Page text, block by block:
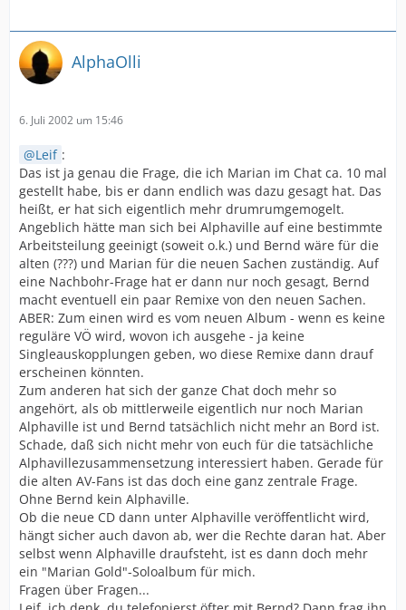
AlphaOlli
6. Juli 2002 um 15:46
Leif :
Das ist ja genau die Frage, die ich Marian im Chat ca. 10 mal
gestellt habe, bis er dann endlich was dazu gesagt hat. Das
heißt, er hat sich eigentlich mehr drumrumgemogelt.
Angeblich hätte man sich bei Alphaville auf eine bestimmte
Arbeitsteilung geeinigt (soweit o.k.) und Bernd wäre für die
alten (???) und Marian für die neuen Sachen zuständig. Auf
eine Nachbohr-Frage hat er dann nur noch gesagt, Bernd
macht eventuell ein paar Remixe von den neuen Sachen.
ABER: Zum einen wird es vom neuen Album - wenn es keine
reguläre VÖ wird, wovon ich ausgehe - ja keine
Singleauskopplungen geben, wo diese Remixe dann drauf
erscheinen könnten.
Zum anderen hat sich der ganze Chat doch mehr so
angehört, als ob mittlerweile eigentlich nur noch Marian
Alphaville ist und Bernd tatsächlich nicht mehr an Bord ist.
Schade, daß sich nicht mehr von euch für die tatsächliche
Alphavillezusammensetzung interessiert haben. Gerade für
die alten AV-Fans ist das doch eine ganz zentrale Frage.
Ohne Bernd kein Alphaville.
Ob die neue CD dann unter Alphaville veröffentlicht wird,
hängt sicher auch davon ab, wer die Rechte daran hat. Aber
selbst wenn Alphaville draufsteht, ist es dann doch mehr
ein "Marian Gold"-Soloalbum für mich.
Fragen über Fragen...